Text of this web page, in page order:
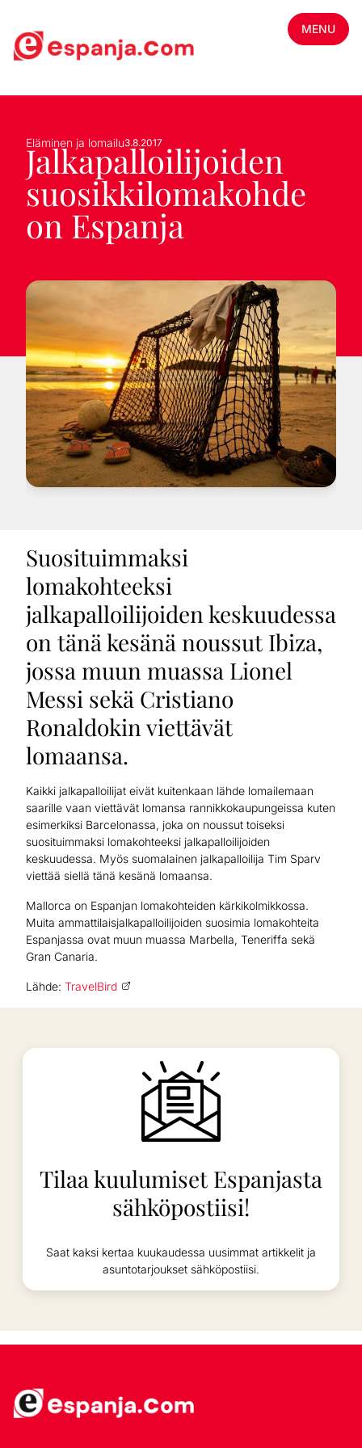
MENU
Eläminen ja lomailu3.8.2017
Jalkapalloilijoiden
suosikkilomakohde
on Espanja
Suosituimmaksi
lomakohteeksi
jalkapalloilijoiden keskuudessa
on tänä kesänä noussut Ibiza,
jossa muun muassa Lionel
Messi sekä Cristiano
Ronaldokin viettävät
lomaansa.
Kaikki jalkapalloilijat eivät kuitenkaan lähde lomailemaan
saarille vaan viettävät lomansa rannikkokaupungeissa kuten
esimerkiksi Barcelonassa, joka on noussut toiseksi
suosituimmaksi lomakohteeksi jalkapalloilijoiden
keskuudessa. Myös suomalainen jalkapalloilija Tim Sparv
viettää siellä tänä kesänä lomaansa.
Mallorca on Espanjan lomakohteiden kärkikolmikkossa.
Muita ammattilaisjalkapalloilijoiden suosimia lomakohteita
Espanjassa ovat muun muassa Marbella, Teneriffa sekä
Gran Canaria.
Lähde: TravelBird
Tilaa kuulumiset Espanjasta
sähköpostiisi!
Saat kaksi kertaa kuukaudessa uusimmat artikkelit ja
asuntotarjoukset sähköpostiisi.